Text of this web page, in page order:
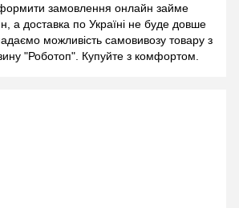
замовлення онлайн займе
а доставка по Україні не буде довше
можливість самовивозу товару з
"Роботоп". Купуйте з комфортом.